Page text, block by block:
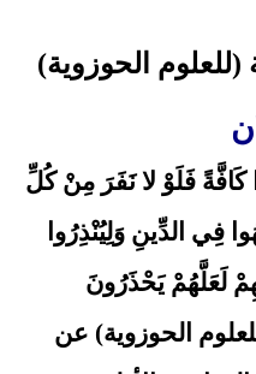
(للعلوم الحوزوية)
كَافَّةً فَلَوْ لا نَفَرَ مِنْ كُلِّ
فِي الدِّينِ وَلِيُنْذِرُوا
لَعَلَّهُمْ يَحْذَرُونَ
الحوزوية) عن